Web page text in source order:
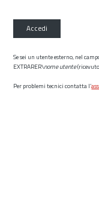
Accedi
Se sei un utente esterno, nel
EXTRARER\nome utente
Per problemi tecnici contatta l’